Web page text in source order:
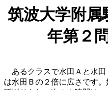
筑波大学附属
年第２
あるクラスで水田Ａと水田
は水田Ｂの２倍に広さです